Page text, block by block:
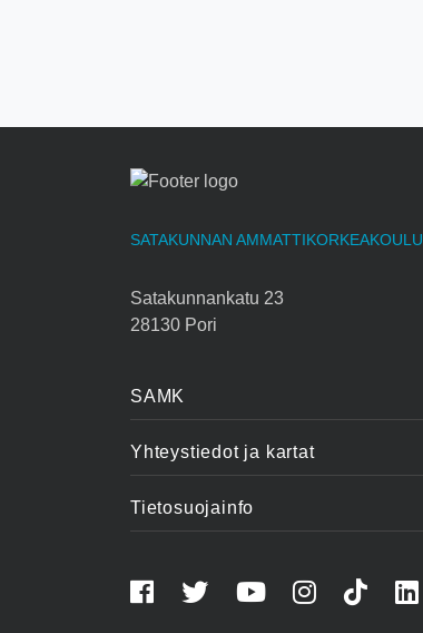
SATAKUNNAN AMMATTIKORKEAKOULU
Satakunnankatu 23
28130 Pori
SAMK
Yhteystiedot ja kartat
Tietosuojainfo